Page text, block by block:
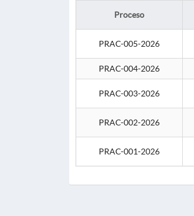
Proceso
PRAC-005-2026
PRAC-004-2026
PRAC-003-2026
PRAC-002-2026
PRAC-001-2026